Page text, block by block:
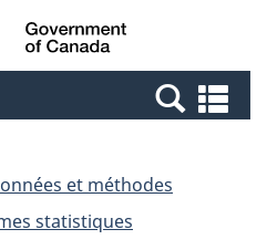
Passer
au
Passer
à
Canada
et
et méthodes
statistiques